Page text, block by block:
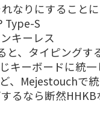
なりにすることに
Type-S
キーレス
と、タイピング
キーボードに統一
、Mejestouchで
るなら断然HHKB